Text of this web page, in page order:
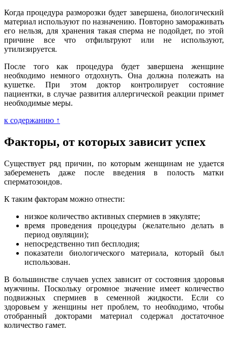
Когда процедура разморозки будет завершена, биологический
материал используют по назначению. Повторно замораживать
его нельзя, для хранения такая сперма не подойдет, по этой
причине все что отфильтруют или не используют,
утилизируется.
После того как процедура будет завершена женщине
необходимо немного отдохнуть. Она должна полежать на
кушетке. При этом доктор контролирует состояние
пациентки, в случае развития аллергической реакции примет
необходимые меры.
к содержанию ↑
Факторы, от которых зависит успех
Существует ряд причин, по которым женщинам не удается
забеременеть даже после введения в полость матки
сперматозоидов.
К таким факторам можно отнести:
низкое количество активных спермиев в эякуляте;
время проведения процедуры (желательно делать в
период овуляции);
непосредственно тип бесплодия;
показатели биологического материала, который был
использован.
В большинстве случаев успех зависит от состояния здоровья
мужчины. Поскольку огромное значение имеет количество
подвижных спермиев в семенной жидкости. Если со
здоровьем у женщины нет проблем, то необходимо, чтобы
отобранный докторами материал содержал достаточное
количество гамет.